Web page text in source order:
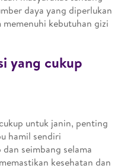
daya yang diperlukan
kebutuhan gizi
yang cukup
untuk janin, penting
hamil sendiri
seimbang selama
kesehatan dan